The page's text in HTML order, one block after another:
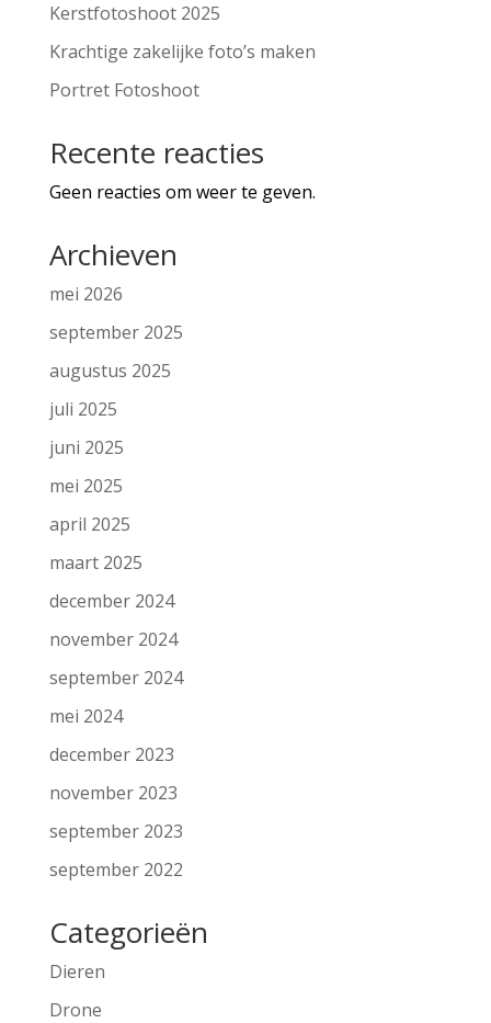
Kerstfotoshoot 2025
Krachtige zakelijke foto’s maken
Portret Fotoshoot
Recente reacties
Geen reacties om weer te geven.
Archieven
mei 2026
september 2025
augustus 2025
juli 2025
juni 2025
mei 2025
april 2025
maart 2025
december 2024
november 2024
september 2024
mei 2024
december 2023
november 2023
september 2023
september 2022
Categorieën
Dieren
Drone